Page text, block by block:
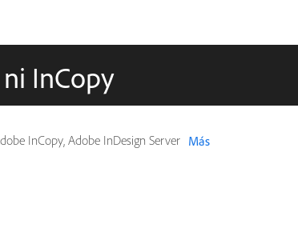
InCopy
InCopy, Adobe InDesign Server Más